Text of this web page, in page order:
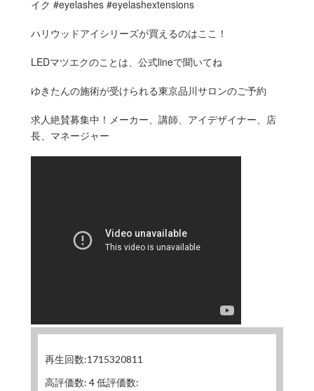
イク #eyelashes #eyelashextensions
ハリウッドアイシリーズが買えるのはここ！
LEDマツエクのことは、公式lineで聞いてね
ゆきたんの施術が受けられる東京品川サロンのご予約
求人絶賛募集中！メーカー、講師、アイデザイナー、店
長、マネージャー
再生回数:1715320811
高評価数: 4 低評価数: